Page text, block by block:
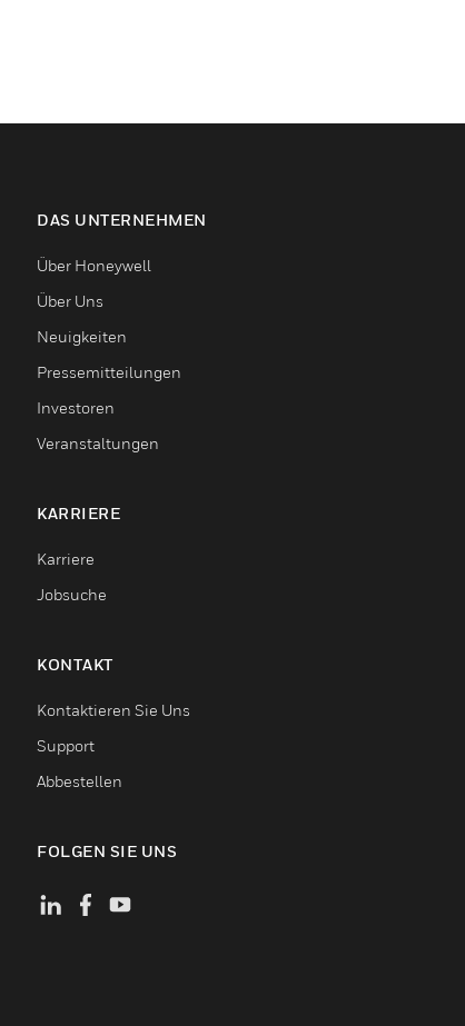
DAS UNTERNEHMEN
Über Honeywell
Über Uns
Neuigkeiten
Pressemitteilungen
Investoren
Veranstaltungen
KARRIERE
Karriere
Jobsuche
KONTAKT
Kontaktieren Sie Uns
Support
Abbestellen
FOLGEN SIE UNS